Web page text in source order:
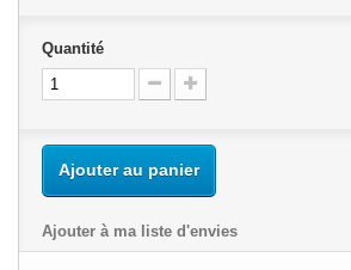
Quantité
Ajouter au panier
Ajouter à ma liste d'envies